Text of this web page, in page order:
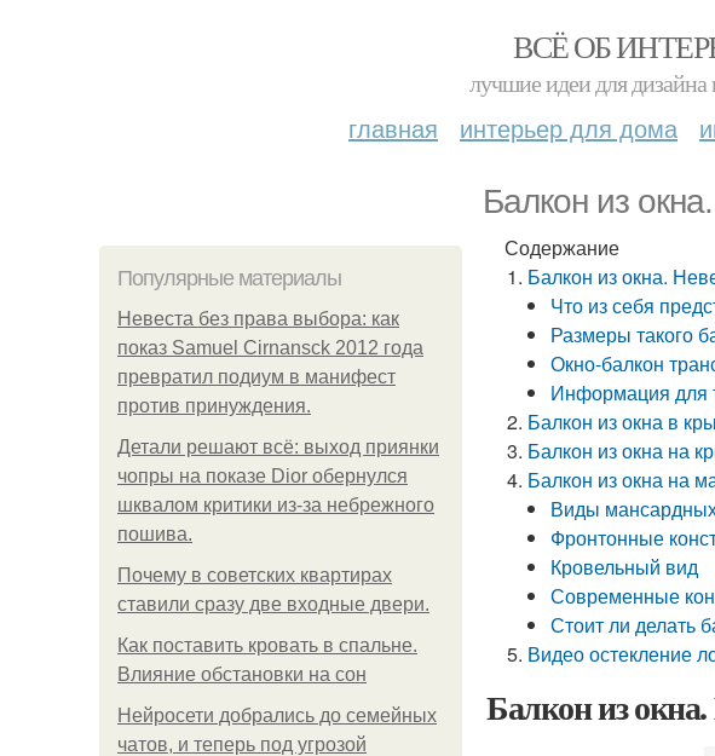
ВСЁ ОБ
лучшие идеи для дизайна
главная интерьер для дома
Балкон из
Популярные материалы
Невеста без права выбора: как
показ Samuel Cirnansck 2012 года
превратил подиум в манифест
против принуждения.
Детали решают всё: выход приянки
чопры на показе Dior обернулся
шквалом критики из-за небрежного
пошива.
Почему в советских квартирах
ставили сразу две входные двери.
Как поставить кровать в спальне.
Влияние обстановки на сон
Нейросети добрались до семейных
чатов, и теперь под угрозой
Содержание
Балкон из окна.
Что из себя
Размеры такого
Окно-балкон
Информация для
Балкон из окна в
Балкон из окна на
Балкон из окна на
Виды
Фронтонные
Кровельный вид
Современные
Стоит ли делать
Видео остекление
Балкон из